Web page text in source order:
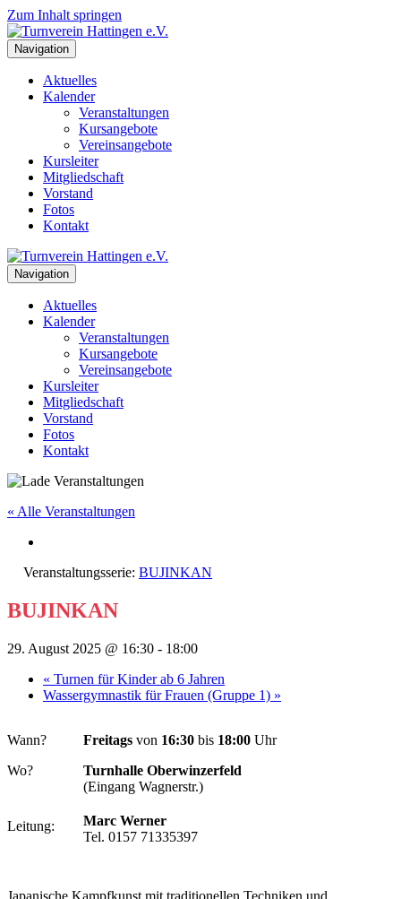
Zum Inhalt springen
Navigation
Aktuelles
Kalender
Veranstaltungen
Kursangebote
Vereinsangebote
Kursleiter
Mitgliedschaft
Vorstand
Fotos
Kontakt
Navigation
Aktuelles
Kalender
Veranstaltungen
Kursangebote
Vereinsangebote
Kursleiter
Mitgliedschaft
Vorstand
Fotos
Kontakt
« Alle Veranstaltungen
Veranstaltungsserie: BUJINKAN
BUJINKAN
29. August 2025 @ 16:30 - 18:00
« Turnen für Kinder ab 6 Jahren
Wassergymnastik für Frauen (Gruppe 1) »
Wann?
Wo?
Leitung:
Freitags von 16:30 bis 18:00 Uhr
Turnhalle Oberwinzerfeld
(Eingang Wagnerstr.)
Marc Werner
Tel. 0157 71335397
Japanische Kampfkunst mit traditionellen Techniken und